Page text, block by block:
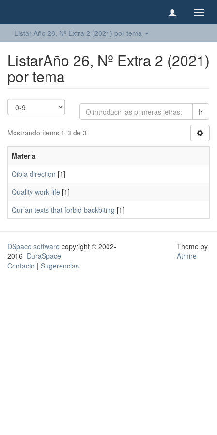
Listar Año 26, Nº Extra 2 (2021) por tema
ListarAño 26, Nº Extra 2 (2021)
por tema
Ir
Mostrando ítems 1-3 de 3
Materia
Qibla direction [1]
Quality work life [1]
Qur’an texts that forbid backbiting [1]
DSpace software copyright © 2002-
2016 DuraSpace
Contacto | Sugerencias
Theme by
Atmire